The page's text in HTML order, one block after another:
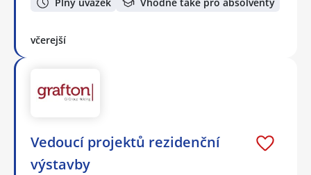
včerejší
Vedoucí projektů rezidenční
výstavby